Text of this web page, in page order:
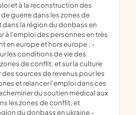
guerre dans les zones de
la région du donbass en
à l'emploi des personnes en très
en europe et hors europe ; -
les conditions de vie des
de conflit, et sur la culture
des sources de revenus pour les
et relancer l'emploi dans ces
du soutien médical aux
les zones de conflit, et
du donbass en ukraine -